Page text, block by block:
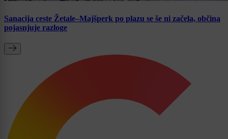
Sanacija ceste Žetale–Majšperk po plazu se še ni začela, občina
pojasnjuje razloge